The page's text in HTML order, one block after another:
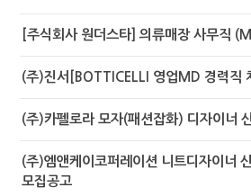
[주식회사 원더스타] 의류매장 사무직
(주)진서[BOTTICELLI 영업MD 경력직
(주)카펠로라 모자(패션잡화) 디자이너
(주)엠앤케이코퍼레이션 니트디자이너
모집공고